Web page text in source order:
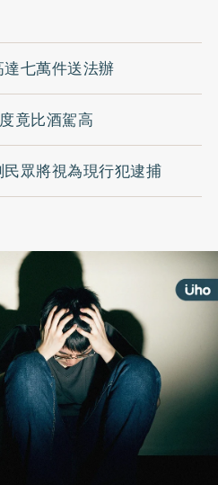
七萬件送法辦
竟比酒駕高
眾將視為現行犯逮捕